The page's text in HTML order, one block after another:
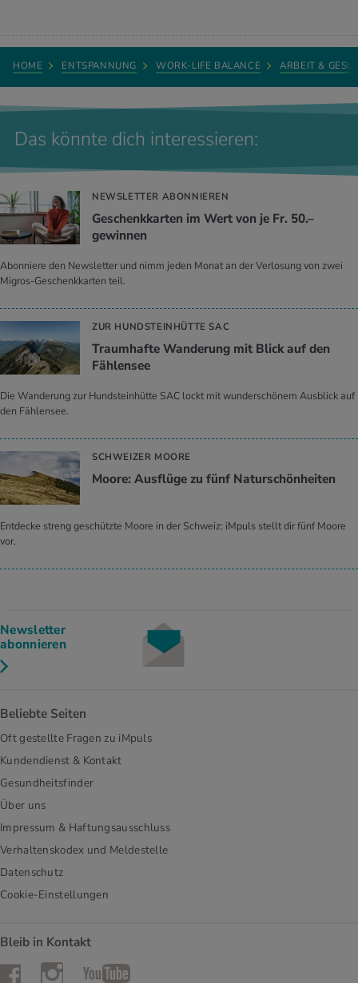
HOME ENTSPANNUNG WORK-LIFE BALANCE ARBEIT &
Das könnte dich interessieren:
NEWSLETTER ABONNIEREN
Geschenkkarten im Wert von je Fr. 50.–
gewinnen
Abonniere den Newsletter und nimm jeden Monat an der Verlosung von zwei
Migros-Geschenkkarten teil.
ZUR HUNDSTEINHÜTTE SAC
Traumhafte Wanderung mit Blick auf den
Fählensee
Die Wanderung zur Hundsteinhütte SAC lockt mit wunderschönem Ausblick auf
den Fählensee.
SCHWEIZER MOORE
Moore: Ausflüge zu fünf Naturschönheiten
Entdecke streng geschützte Moore in der Schweiz: iMpuls stellt dir fünf Moore
vor.
Newsletter
abonnieren
Beliebte Seiten
Oft gestellte Fragen zu iMpuls
Kundendienst & Kontakt
Gesundheitsfinder
Über uns
Impressum & Haftungsausschluss
Verhaltenskodex und Meldestelle
Datenschutz
Cookie-Einstellungen
Bleib in Kontakt
FacebookInstagramYouTube